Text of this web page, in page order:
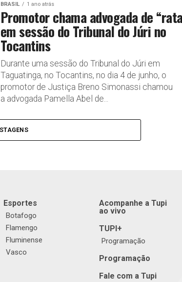
BRASIL 1 ano atrás
Promotor chama advogada de
em sessão do Tribunal do Júri no
Tocantins
Durante uma sessão do Tribunal do Júri em
Taguatinga, no Tocantins, no dia 4 de junho, o
promotor de Justiça Breno Simonassi chamou
a advogada Pamella Abel de...
Esportes
Botafogo
Flamengo
Fluminense
Vasco
Acompanhe a Tupi
ao vivo
TUPI+
Programação
Programação
Fale com a Tupi